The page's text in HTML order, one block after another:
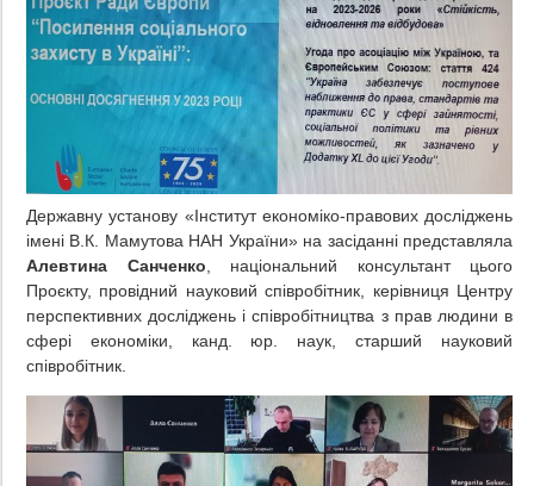
Державну установу «Інститут економіко-правових досліджень
імені В.К. Мамутова НАН України» на засіданні представляла
Алевтина Санченко , національний консультант цього
Проєкту, провідний науковий співробітник, керівниця Центру
перспективних досліджень і співробітництва з прав людини в
сфері економіки, канд. юр. наук, старший науковий
співробітник.